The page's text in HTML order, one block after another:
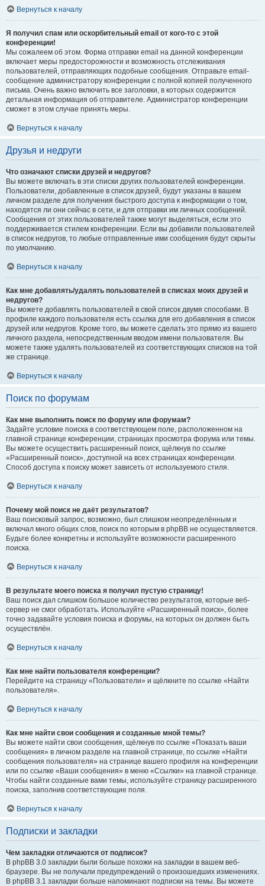
Вернуться к началу
Я получил спам или оскорбительный email от кого-то с этой
конференции!
Мы сожалеем об этом. Форма отправки email на данной конференции
включает меры предосторожности и возможность отслеживания
пользователей, отправляющих подобные сообщения. Отправьте email-
сообщение администратору конференции с полной копией полученного
письма. Очень важно включить все заголовки, в которых содержится
детальная информация об отправителе. Администратор конференции
сможет в этом случае принять меры.
Вернуться к началу
Друзья и недруги
Что означают списки друзей и недругов?
Вы можете включать в эти списки других пользователей конференции.
Пользователи, добавленные в список друзей, будут указаны в вашем
личном разделе для получения быстрого доступа к информации о том,
находятся ли они сейчас в сети, и для отправки им личных сообщений.
Сообщения от этих пользователей также могут выделяться, если это
поддерживается стилем конференции. Если вы добавили пользователей
в список недругов, то любые отправленные ими сообщения будут скрыты
по умолчанию.
Вернуться к началу
Как мне добавлять/удалять пользователей в списках моих друзей и
недругов?
Вы можете добавлять пользователей в свой список двумя способами. В
профиле каждого пользователя есть ссылка для его добавления в список
друзей или недругов. Кроме того, вы можете сделать это прямо из вашего
личного раздела, непосредственным вводом имени пользователя. Вы
можете также удалять пользователей из соответствующих списков на той
же странице.
Вернуться к началу
Поиск по форумам
Как мне выполнить поиск по форуму или форумам?
Задайте условие поиска в соответствующем поле, расположенном на
главной странице конференции, страницах просмотра форума или темы.
Вы можете осуществить расширенный поиск, щёлкнув по ссылке
«Расширенный поиск», доступной на всех страницах конференции.
Способ доступа к поиску может зависеть от используемого стиля.
Вернуться к началу
Почему мой поиск не даёт результатов?
Ваш поисковый запрос, возможно, был слишком неопределённым и
включал много общих слов, поиск по которым в phpBB не осуществляется.
Будьте более конкретны и используйте возможности расширенного
поиска.
Вернуться к началу
В результате моего поиска я получил пустую страницу!
Ваш поиск дал слишком большое количество результатов, которые веб-
сервер не смог обработать. Используйте «Расширенный поиск», более
точно задавайте условия поиска и форумы, на которых он должен быть
осуществлён.
Вернуться к началу
Как мне найти пользователя конференции?
Перейдите на страницу «Пользователи» и щёлкните по ссылке «Найти
пользователя».
Вернуться к началу
Как мне найти свои сообщения и созданные мной темы?
Вы можете найти свои сообщения, щёлкнув по ссылке «Показать ваши
сообщения» в личном разделе на главной странице, по ссылке «Найти
сообщения пользователя» на странице вашего профиля на конференции
или по ссылке «Ваши сообщения» в меню «Ссылки» на главной странице.
Чтобы найти созданные вами темы, используйте страницу расширенного
поиска, заполнив соответствующие поля.
Вернуться к началу
Подписки и закладки
Чем закладки отличаются от подписок?
В phpBB 3.0 закладки были больше похожи на закладки в вашем веб-
браузере. Вы не получали предупреждений о произошедших изменениях.
В phpBB 3.1 закладки больше напоминают подписки на темы. Вы можете